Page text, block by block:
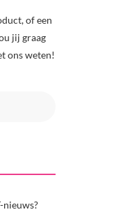
of een
jij graag
ons weten!
nieuws?